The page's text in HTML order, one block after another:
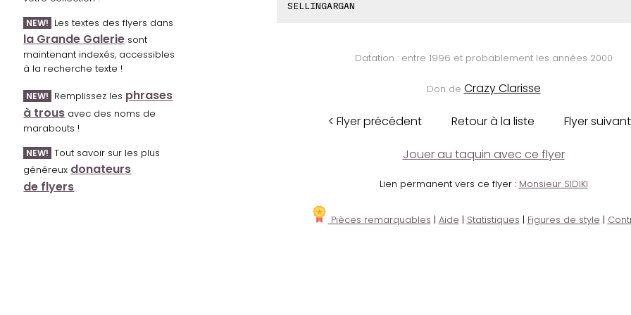
NEW! Les textes des flyers dans
la Grande Galerie sont
maintenant indexés, accessibles
à la recherche texte !
NEW! Remplissez les phrases
à trous avec des noms de
marabouts !
NEW! Tout savoir sur les plus
généreux donateurs
de flyers.
SELLINGARGAN
Datation : entre 1996 et probablement les années 2000
Don de Crazy Clarisse
< Flyer précédent Retour à la liste Flyer
Jouer au taquin avec ce flyer
Lien permanent vers ce flyer : Monsieur SIDIKI
Pièces remarquables | Aide | Statistiques | Figures de style |